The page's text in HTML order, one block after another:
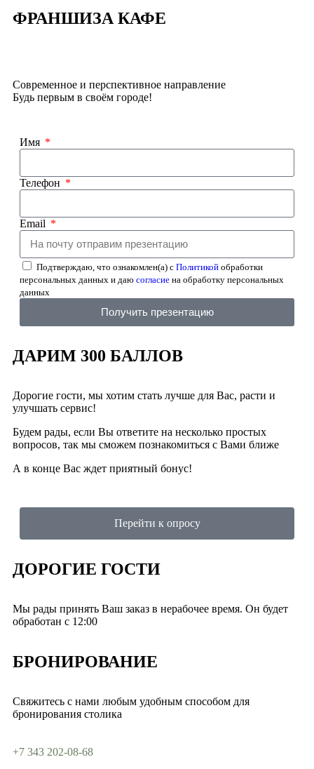
ФРАНШИЗА КАФЕ
Современное и перспективное направление
Будь первым в своём городе!
Имя
Телефон
Email
Подтверждаю, что ознакомлен(а) с Политикой обработки
персональных данных и даю согласие на обработку персональных
данных
Получить презентацию
ДАРИМ 300 БАЛЛОВ
Дорогие гости, мы хотим стать лучше для Вас, расти и
улучшать сервис!
Будем рады, если Вы ответите на несколько простых
вопросов, так мы сможем познакомиться с Вами ближе
А в конце Вас ждет приятный бонус!
Перейти к опросу
ДОРОГИЕ ГОСТИ
Мы рады принять Ваш заказ в нерабочее время. Он будет
обработан с 12:00
БРОНИРОВАНИЕ
Свяжитесь с нами любым удобным способом для
бронирования столика
+7 343 202-08-68